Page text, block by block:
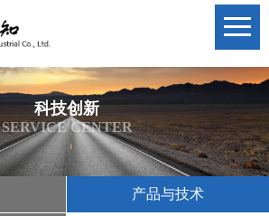
科技创新
SERVICE CENTER
产品与技术